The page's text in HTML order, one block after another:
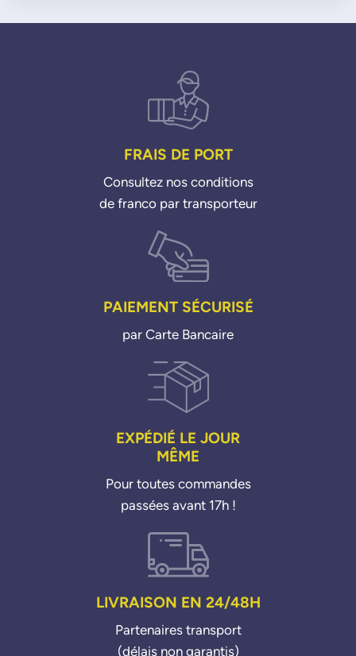
FRAIS DE PORT
Consultez nos conditions
de franco par transporteur
PAIEMENT SÉCURISÉ
par Carte Bancaire
EXPÉDIÉ LE JOUR
MÊME
Pour toutes commandes
passées avant 17h !
LIVRAISON EN 24/48H
Partenaires transport
(délais non garantis)